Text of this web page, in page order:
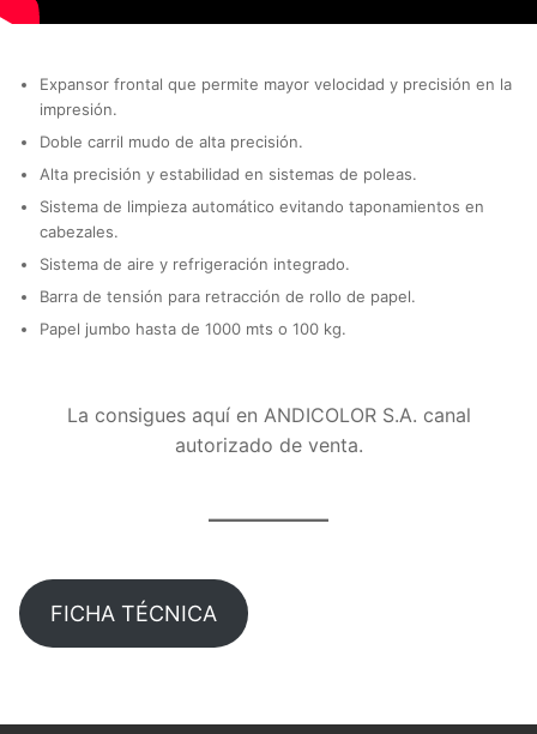
Expansor frontal que permite mayor velocidad y precisión en la
impresión.
Doble carril mudo de alta precisión.
Alta precisión y estabilidad en sistemas de poleas.
Sistema de limpieza automático evitando taponamientos en
cabezales.
Sistema de aire y refrigeración integrado.
Barra de tensión para retracción de rollo de papel.
Papel jumbo hasta de 1000 mts o 100 kg.
La consigues aquí en ANDICOLOR S.A. canal
autorizado de venta.
FICHA TÉCNICA